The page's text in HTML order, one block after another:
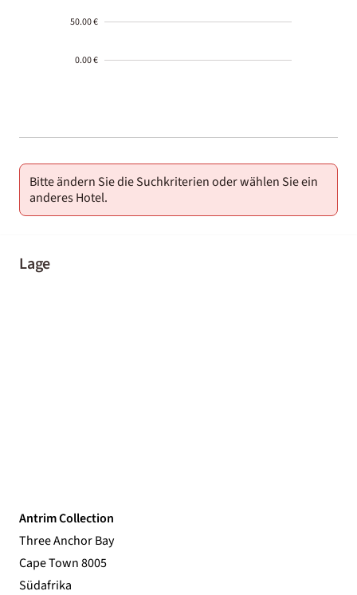
50.00 €
0.00 €
01-02
Bitte ändern Sie die Suchkriterien oder wählen Sie ein
anderes Hotel.
Lage
Antrim Collection
Three Anchor Bay
Cape Town 8005
Südafrika